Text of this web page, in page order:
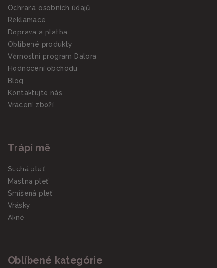
Ochrana osobních údajů
Reklamace
Doprava a platba
Oblíbené produkty
Věrnostní program Dalora
Hodnocení obchodu
Blog
Kontaktujte nás
Vrácení zboží
Trápí mě
Suchá pleť
Mastná pleť
Smíšená pleť
Vrásky
Akné
Oblíbené kategórie